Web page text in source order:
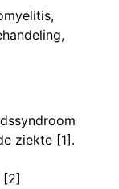
ziekte [1].
[2]